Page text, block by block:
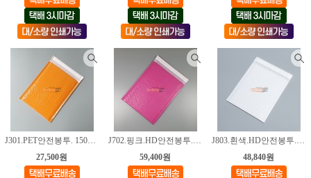
J301.PET안전봉투. 150*230+40(mm) [100매]
27,500원
J702.핑크.HD안전봉투. 190*230+40 mm [200매]
59,400원
J803.흰색.HD안전봉투. 220*280+40 mm [120매]
48,840원